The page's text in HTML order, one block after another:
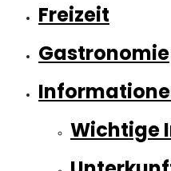
Freizeit
Gastronomie
Wichtige